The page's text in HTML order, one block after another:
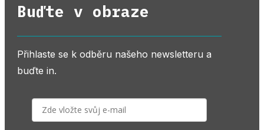
Buďte v obraze
Přihlaste se k odběru našeho newsletteru a
buďte in.